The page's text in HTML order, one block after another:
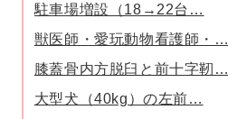
駐車場増設（18→22台…
獣医師・愛玩動物看護師・…
膝蓋骨内方脱臼と前十字靭…
大型犬（40kg）の左前…